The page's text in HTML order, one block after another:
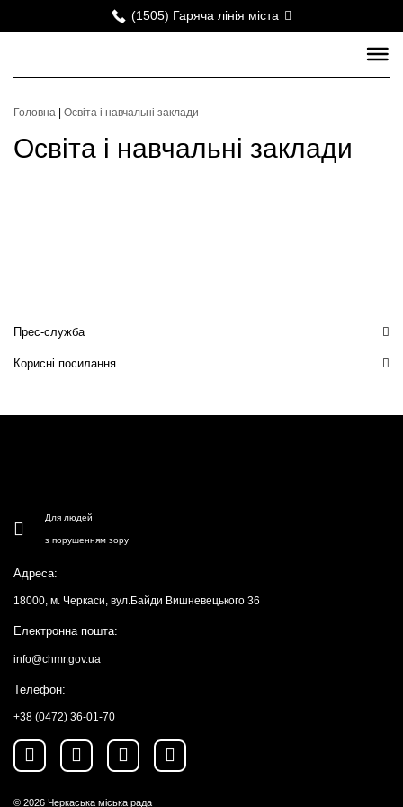
(1505) Гаряча лінія міста
Головна Освіта і навчальні заклади
Освіта і навчальні заклади
Прес-служба
Корисні посилання
Для людей
з порушенням зору
Адреса:
18000, м. Черкаси, вул.Байди Вишневецького 36
Електронна пошта:
info@chmr.gov.ua
Телефон:
+38 (0472) 36-01-70
© 2026 Черкаська міська рада